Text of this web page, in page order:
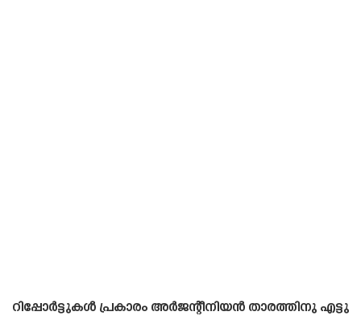
റിപ്പോർട്ടുകൾ പ്രകാരം അർജന്റീനിയൻ താരത്തിനു എട്ടു